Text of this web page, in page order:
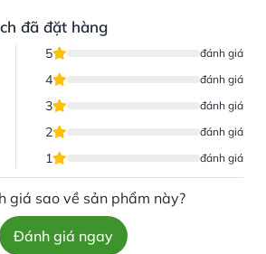
đã đặt hàng
5 đánh giá
4 đánh giá
3 đánh giá
2 đánh giá
1 đánh giá
giá sao về sản phẩm này?
Đánh giá ngay